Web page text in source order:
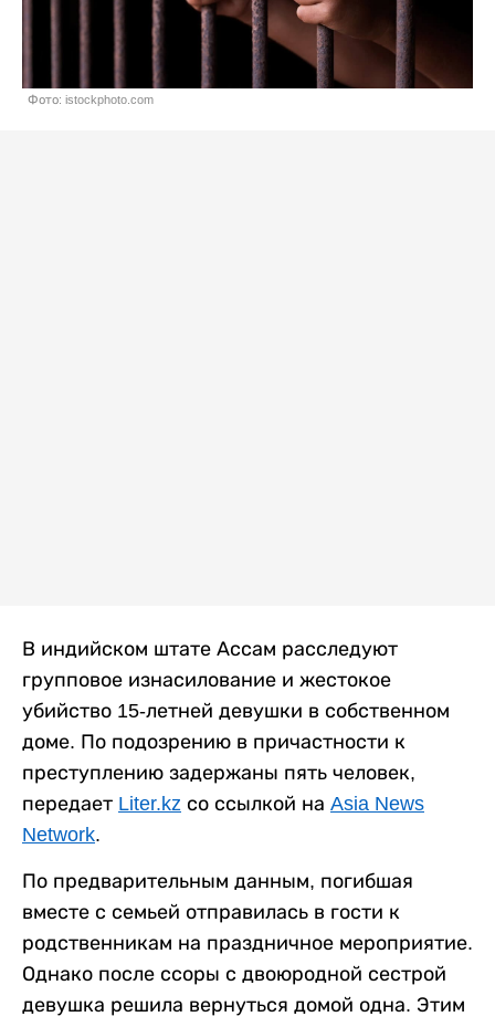
Фото: istockphoto.com
В индийском штате Ассам расследуют
групповое изнасилование и жестокое
убийство 15-летней девушки в собственном
доме. По подозрению в причастности к
преступлению задержаны пять человек,
передает Liter.kz со ссылкой на Asia News
Network.
По предварительным данным, погибшая
вместе с семьей отправилась в гости к
родственникам на праздничное мероприятие.
Однако после ссоры с двоюродной сестрой
девушка решила вернуться домой одна. Этим